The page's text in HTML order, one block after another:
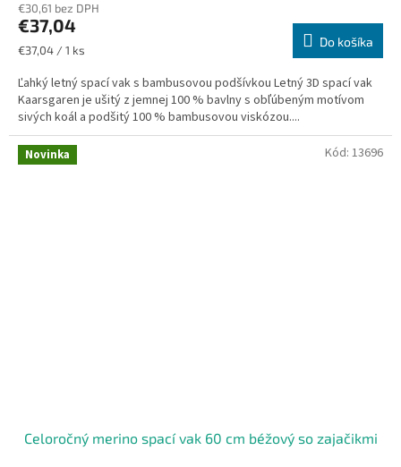
€30,61 bez DPH
€37,04
Jednotková
€37,04 / 1 ks
Do košíka
Ľahký letný spací vak s bambusovou podšívkou Letný 3D spací vak
Kaarsgaren je ušitý z jemnej 100 % bavlny s obľúbeným motívom
sivých koál a podšitý 100 % bambusovou viskózou....
Novinka
Celoročný merino spací vak 60 cm béžový so zajačikmi
Kód: 13696